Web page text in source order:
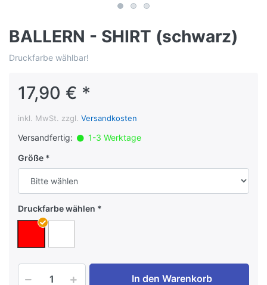
BALLERN - SHIRT (schwarz)
Druckfarbe wählbar!
17,90 € *
inkl. MwSt. zzgl. Versandkosten
Versandfertig:
1-3 Werktage
Größe
Druckfarbe wählen
In den Warenkorb